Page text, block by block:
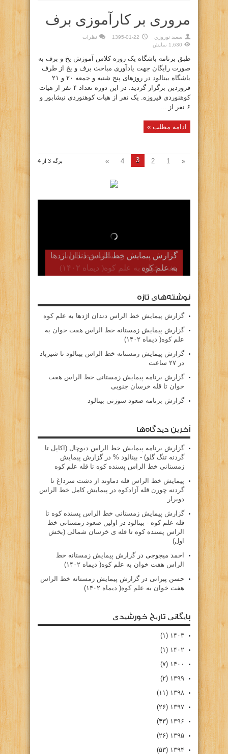
مروری بر کارآموزی برف
سعيد نوروزي 1395-01-22
نظرات
1,630 نمایش
طبق برنامه باشگاه یک روره کلاس آموزش یخ و برف به
صورت رایگان جهت یادآوری مباحث برف و یخ از طرف
باشگاه بینالود در روزهای پنج شنبه و جمعه ۲۰ و ۲۱
فروردین برگزار گردید. در این دوره تعداد ۴ نفر از هیات
کوهنوردی فیروزه. یک نفر از هیات کوهنوردی نیشابور و
۶ نفر از ...
ادامه مطلب »
برگه 3 از 4 «
1
2
3
4
»
گزارش پیمایش زمستانه خط الراس
هفت خوان به علم کوه( دیماه ۱۴۰۲)
نوشته‌های تازه
گزارش پیمایش خط الراس دندان اژدها به علم کوه
گزارش پیمایش زمستانه خط الراس هفت خوان به
علم کوه( دیماه ۱۴۰۲)
گزارش پیمایش زمستانه خط الراس بینالود تا شیرباد
در ۲۷ ساعت
گزارش برنامه پیمایش زمستانی خط الراس هفت
خوان تا قله خرسان جنوبی
گزارش برنامه صعود سوزنی بینالود
آخرین دیدگاه‌ها
گزارش برنامه پيمايش خط الراس ديوچال (اكاپل تا
گردنه تنگ گلو) - بينالود % درگزارش پیمایش
زمستانی خط الراس پسنده کوه تا قله علم کوه
پيمايش خط الراس قله دماوند از دشت سرداغ تا
گردنه چورن قله آزادكوه در پیمایش کامل خط الراس
دوبرار
گزارش پیمایش زمستانی خط الراس پسنده کوه تا
قله علم کوه - بينالود در
اولین صعود زمستانی خط
الراس پسنده کوه تا قله ی خرسان شمالی (بخش
اول)
احمد میجوجی درگزارش پیمایش زمستانه خط
الراس هفت خوان به علم کوه( دیماه ۱۴۰۲)
حسن پیرانی درگزارش پیمایش زمستانه خط الراس
هفت خوان به علم کوه( دیماه ۱۴۰۲)
بایگانی تاریخ خورشیدی
۱۴۰۳ (۱)
۱۴۰۲ (۱)
۱۴۰۰ (۷)
۱۳۹۹ (۲)
۱۳۹۸ (۱۱)
۱۳۹۷ (۲۶)
۱۳۹۶ (۴۳)
۱۳۹۵ (۲۶)
۱۳۹۴ (۵۳)